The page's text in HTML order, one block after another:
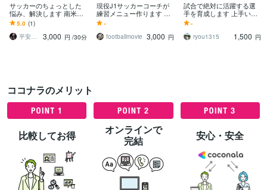
サッカーのちょっとした
悩み、解決します 南米リ
ーグ/Jリーグの経験からあ
なたの「モヤモヤ」を解
決！
5.0 (1)
平安山良太
3,000 円 /30分
現役J1サッカーコーチが
練習メニュー作ります サ
ッカーについてのコーチ
ングや練習メニューをア
アドバイス
-
footballmovie 3,000 円
試合で絶対に活躍する選
手を育成します 上手い選
手に共通していること認
知～判断～実行が早く、
的確
-
ryou1315
1,500 円
ココナラのメリット
比較してお得
オンラインで
完結
安心・安全